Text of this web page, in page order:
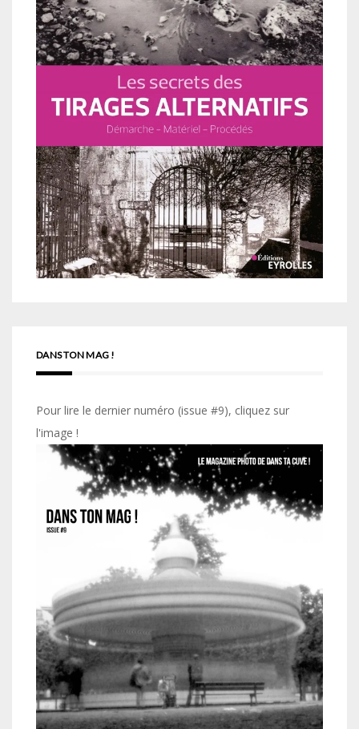
DANS TON MAG !
Pour lire le dernier numéro (issue #9), cliquez sur
l'image !